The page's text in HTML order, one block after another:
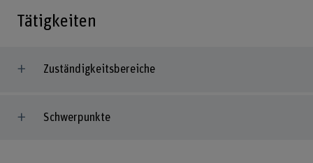
Tätigkeiten
Zuständigkeitsbereiche
Schwerpunkte